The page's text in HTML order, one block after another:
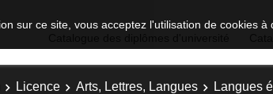
sur ce site, vous acceptez l'utilisation de cookies
Licence Arts, Lettres, Langues
Langues